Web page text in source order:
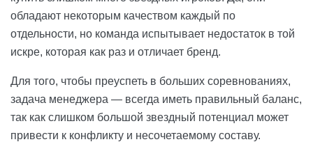
обладают некоторым качеством каждый по
отдельности, но команда испытывает недостаток в той
искре, которая как раз и отличает бренд.
Для того, чтобы преуспеть в больших соревнованиях,
задача менеджера — всегда иметь правильный баланс,
так как слишком большой звездный потенциал может
привести к конфликту и несочетаемому составу.